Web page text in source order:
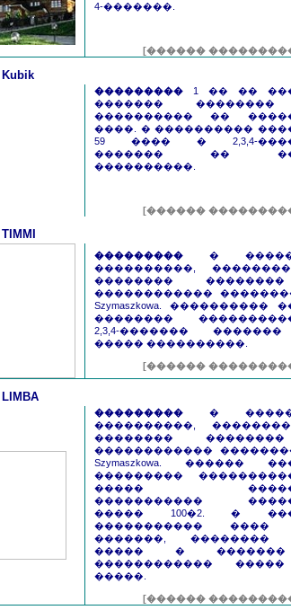
4-�������.
[������
Kubik
��������� 1 �� ��
�������
���������� ��
����. � ����������
59 ���� � 2,3,4-
������� ��
����������.
[������
TIMMI
��������� �
����������,
��������
������������
Szymaszkowa. ����������
��������
2,3,4-�������
����� ����������.
[������
LIMBA
��������� �
����������,
��������
������������
Szymaszkowa. ������
���������
�����
�����������
����� 100�2. �
����������� ����
�������, ��������
����� �
������������
�����.
[������